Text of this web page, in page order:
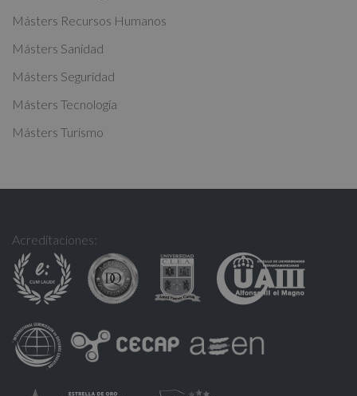
:Másters Recursos Humanos
Másters Sanidad
Másters Seguridad
Másters Tecnología
Másters Turismo
Acreditaciones: